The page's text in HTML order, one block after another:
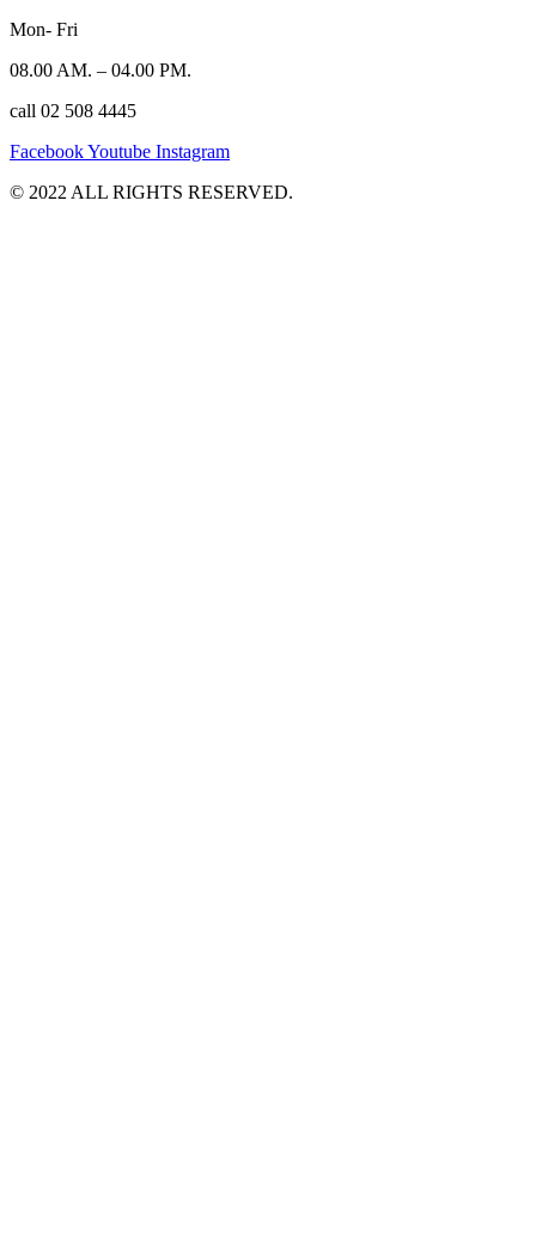
Mon- Fri
08.00 AM. – 04.00 PM.
call 02 508 4445
FacebookYoutube Instagram
©️ 2022 ALL RIGHTS RESERVED.